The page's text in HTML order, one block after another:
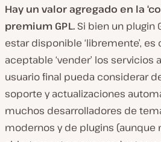
Hay un valor agregado en la
premium GPL. Si bien un plugin
estar disponible ‘libremente’,
aceptable ‘vender’ los servicios
usuario final pueda considerar
soporte y actualizaciones
muchos desarrolladores de
modernos y de plugins (aunque